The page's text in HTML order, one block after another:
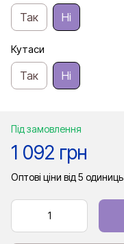
Так Ні
Кутаси
Так Ні
Під замовлення
1 092 грн
Оптові ціни від 5 одиниць